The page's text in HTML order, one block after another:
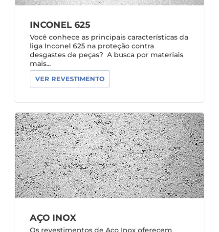
INCONEL 625
Você conhece as principais características da
liga Inconel 625 na proteção contra
desgastes de peças? A busca por materiais
mais...
VER REVESTIMENTO
AÇO INOX
Os revestimentos de Aço Inox oferecem